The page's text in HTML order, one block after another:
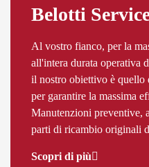
Belotti
Al vostro fianco, per la
all'intera durata operativa
il nostro obiettivo è
per garantire la massima
Manutenzioni preventive,
parti di ricambio originali
Scopri di più